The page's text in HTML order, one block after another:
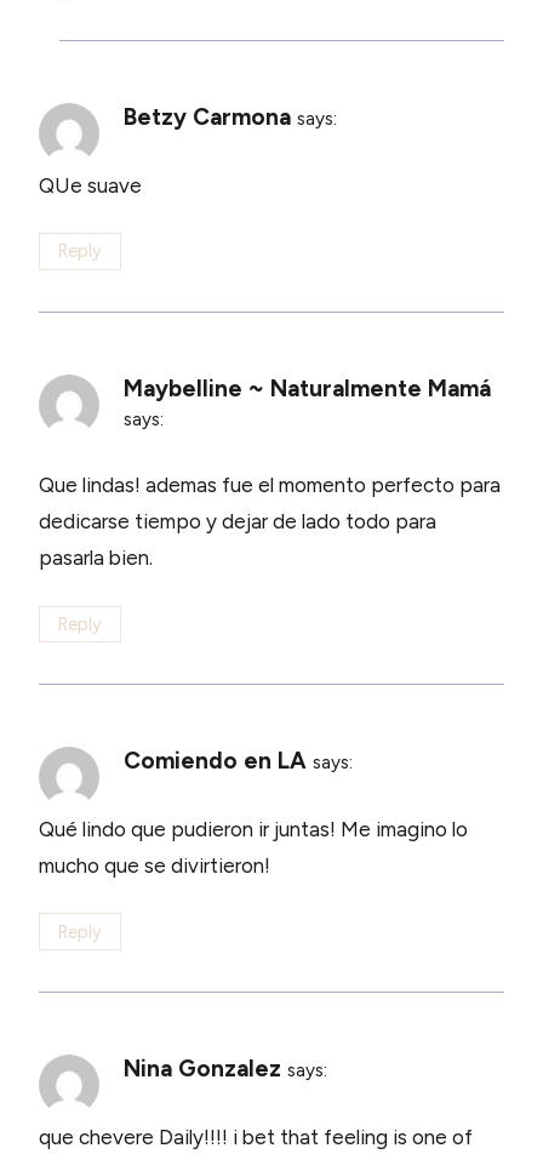
Betzy Carmona says:
QUe suave
Reply
Maybelline ~ Naturalmente Mamá
says:
Que lindas! ademas fue el momento perfecto para
dedicarse tiempo y dejar de lado todo para
pasarla bien.
Reply
Comiendo en LA says:
Qué lindo que pudieron ir juntas! Me imagino lo
mucho que se divirtieron!
Reply
Nina Gonzalez says:
que chevere Daily!!!! i bet that feeling is one of